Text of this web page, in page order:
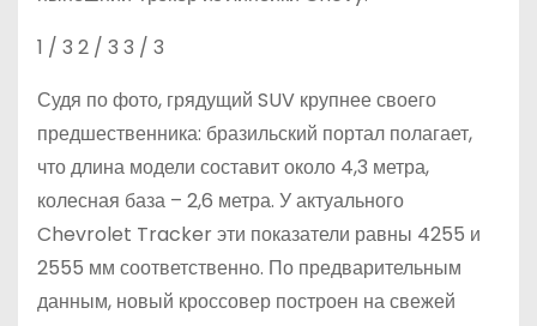
1 / 3 2 / 3 3 / 3
Судя по фото, грядущий SUV крупнее своего
предшественника: бразильский портал полагает,
что длина модели составит около 4,3 метра,
колесная база – 2,6 метра. У актуального
Chevrolet Tracker эти показатели равны 4255 и
2555 мм соответственно. По предварительным
данным, новый кроссовер построен на свежей